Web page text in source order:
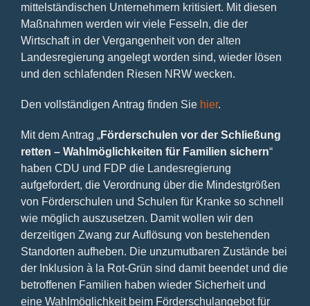
mittelständischen Unternehmern kritisiert. Mit diesen
Maßnahmen werden wir viele Fesseln, die der
Wirtschaft in der Vergangenheit von der alten
Landesregierung angelegt worden sind, wieder lösen
und den schlafenden Riesen NRW wecken.
Den vollständigen Antrag finden Sie hier.
Mit dem Antrag „Förderschulen vor der Schließung
retten – Wahlmöglichkeiten für Familien sichern“
haben CDU und FDP die Landesregierung
aufgefordert, die Verordnung über die Mindestgrößen
von Förderschulen und Schulen für Kranke so schnell
wie möglich auszusetzen. Damit wollen wir den
derzeitigen Zwang zur Auflösung von bestehenden
Standorten aufheben. Die unzumutbaren Zustände bei
der Inklusion à la Rot-Grün sind damit beendet und die
betroffenen Familien haben wieder Sicherheit und
eine Wahlmöglichkeit beim Förderschulangebot für